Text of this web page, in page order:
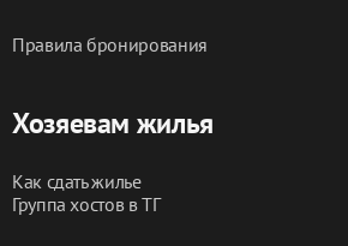
Правила бронирования
Хозяевам жилья
Как сдать жилье
Группа хостов в ТГ